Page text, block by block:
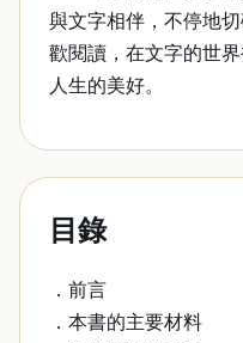
與文字相伴，不停地
歡閱讀，在文字的世
人生的美好。
目錄
．前言
．本書的主要材料